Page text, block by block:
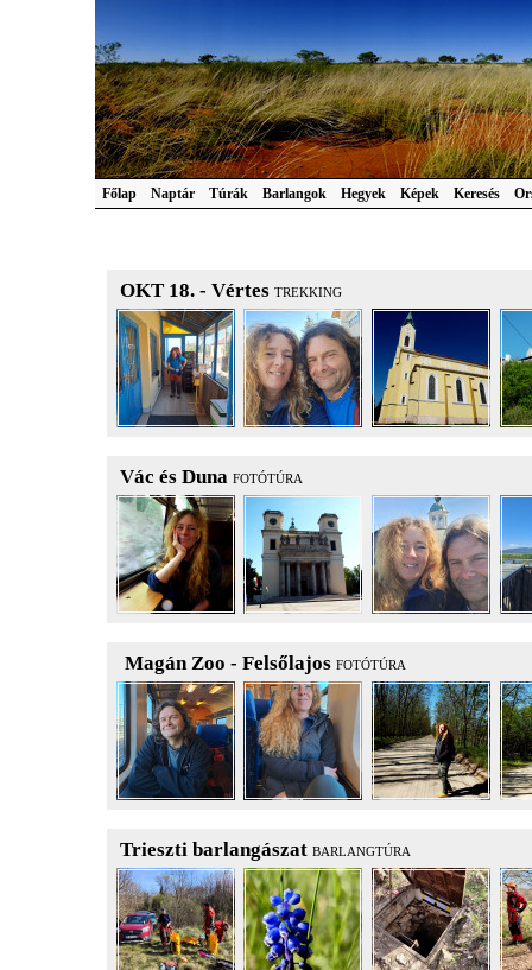
Főlap Naptár Túrák Barlangok Hegyek Képek Keresés
OKT 18. - Vértes TREKKING
Vác és Duna FOTÓTÚRA
Magán Zoo - Felsőlajos FOTÓTÚRA
Trieszti barlangászat BARLANGTÚRA